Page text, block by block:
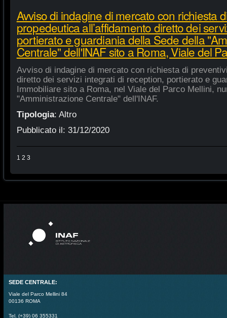
Avviso di indagine di mercato con richiesta
propedeutica all’affidamento diretto dei
portierato e guardiania della Sede della
Centrale" dell'INAF sito a Roma, Viale del
Avviso di indagine di mercato con richiesta di
diretto dei servizi integrati di reception, portierato e
Immobiliare sito a Roma, nel Viale del Parco Mellini,
"Amministrazione Centrale" dell'INAF.
Tipologia: Altro
Pubblicato il: 31/12/2020
1 2 3
SEDE CENTRALE:
Viale del Parco Mellini 84
00136 ROMA
Tel. (+39) 06 355331